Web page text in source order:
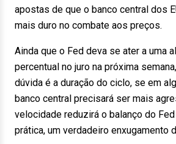
apostas de que o banco central dos
mais duro no combate aos preços.
Ainda que o Fed deva se ater a uma
percentual no juro na próxima
dúvida é a duração do ciclo, se em
banco central precisará ser mais
velocidade reduzirá o balanço do
prática, um verdadeiro enxugamento